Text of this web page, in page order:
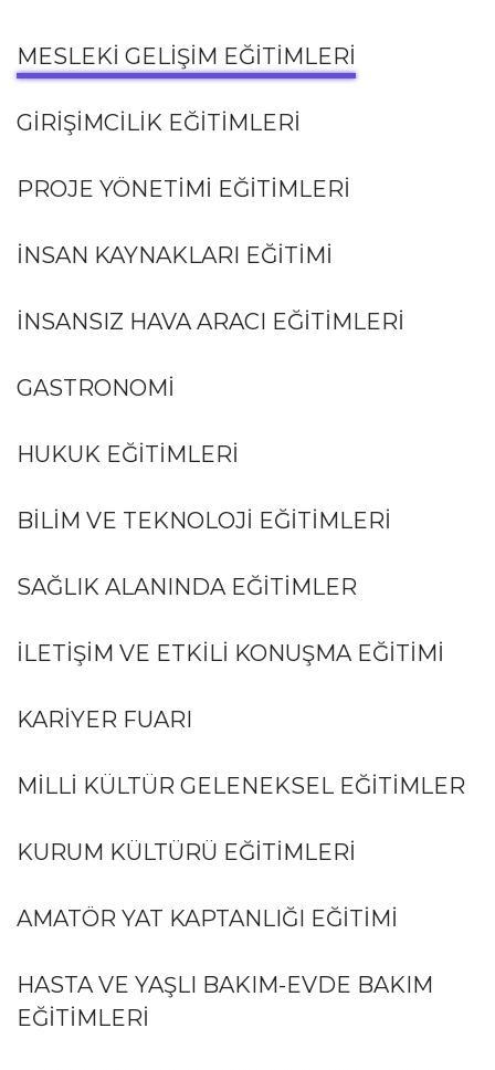
MESLEKI GELIŞIM EĞITIMLERI
GIRIŞIMCILIK EĞITIMLERI
PROJE YÖNETIMI EĞITIMLERI
İNSAN KAYNAKLARI EĞITIMI
İNSANSIZ HAVA ARACI EĞITIMLERI
GASTRONOMI
HUKUK EĞITIMLERI
BILIM VE TEKNOLOJI EĞITIMLERI
SAĞLIK ALANINDA EĞITIMLER
İLETIŞIM VE ETKILI KONUŞMA EĞITIMI
KARIYER FUARI
MILLI KÜLTÜR GELENEKSEL EĞITIMLER
KURUM KÜLTÜRÜ EĞITIMLERI
AMATÖR YAT KAPTANLIĞI EĞITIMI
HASTA VE YAŞLI BAKIM-EVDE BAKIM
EĞITIMLERI